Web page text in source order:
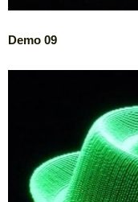
Demo 09